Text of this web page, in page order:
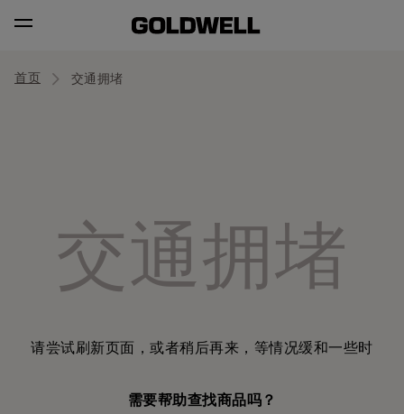
首页 交通拥堵
交通拥堵
请尝试刷新页面，或者稍后再来，等情况缓和一些时
需要帮助查找商品吗？